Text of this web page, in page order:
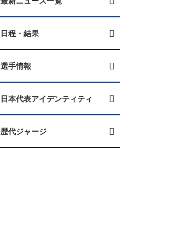
日程・結果
選手情報
日本代表アイデンティティ
歴代ジャージ